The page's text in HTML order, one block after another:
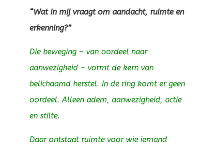
“Wat in mij vraagt om aandacht, ruimte en
erkenning?”
Die beweging – van oordeel naar
aanwezigheid – vormt de kern van
belichaamd herstel. In de ring komt er geen
oordeel. Alleen adem, aanwezigheid, actie
en stilte.
Daar ontstaat ruimte voor wie iemand